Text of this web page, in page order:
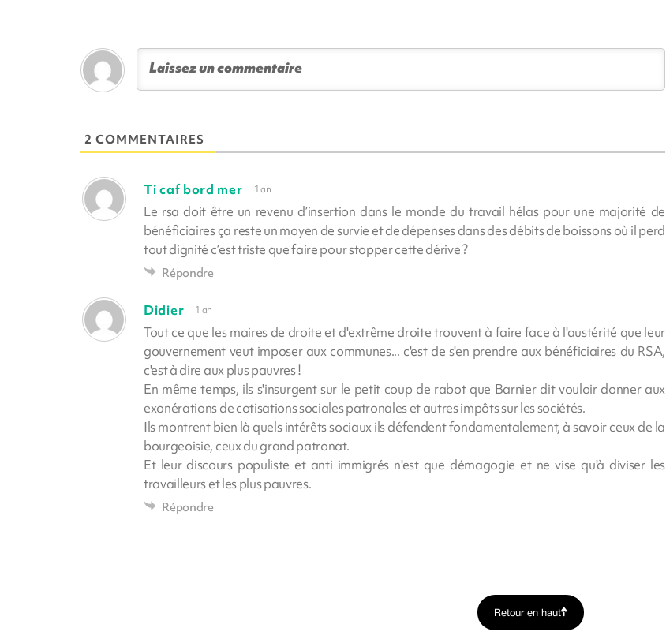
2 COMMENTAIRES
Ti caf bord mer 1 an
Le rsa doit être un revenu d’insertion dans le monde du travail hélas pour une majorité de
bénéficiaires ça reste un moyen de survie et de dépenses dans des débits de boissons où il perd
tout dignité c’est triste que faire pour stopper cette dérive ?
Répondre
Didier 1 an
Tout ce que les maires de droite et d'extrême droite trouvent à faire face à l'austérité que leur
gouvernement veut imposer aux communes... c'est de s'en prendre aux bénéficiaires du RSA,
c'est à dire aux plus pauvres !
En même temps, ils s'insurgent sur le petit coup de rabot que Barnier dit vouloir donner aux
exonérations de cotisations sociales patronales et autres impôts sur les sociétés.
Ils montrent bien là quels intérêts sociaux ils défendent fondamentalement, à savoir ceux de la
bourgeoisie, ceux du grand patronat.
Et leur discours populiste et anti immigrés n'est que démagogie et ne vise qu'à diviser les
travailleurs et les plus pauvres.
Répondre
Retour en haut